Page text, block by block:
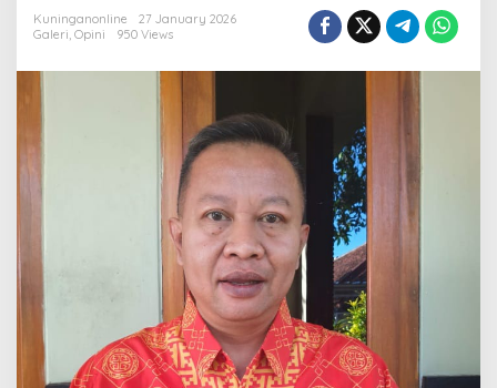
Kuninganonline
27 January 2026
Galeri, Opini 950 Views